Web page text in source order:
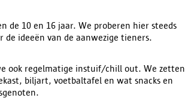
de 10 en 16 jaar. We proberen hier steeds
ideeën van de aanwezige tieners.
ook regelmatige instuif/chill out. We zetten
biljart, voetbaltafel en wat snacks en